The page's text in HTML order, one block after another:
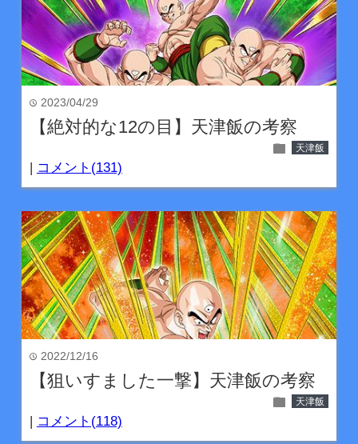
time 2023/04/29
【絶対的な12の目】天津飯の考察
folder 天津飯
| コメント(131)
time 2022/12/16
【狙いすました一撃】天津飯の考察
folder 天津飯
| コメント(118)